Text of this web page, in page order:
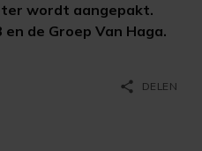
wordt aangepakt.
de Groep Van Haga.
share DELEN